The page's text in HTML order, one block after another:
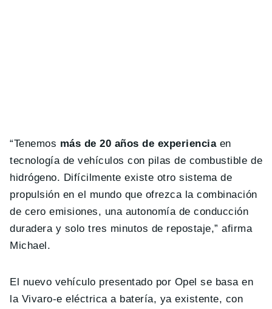
“Tenemos más de 20 años de experienciaen
tecnología de vehículos con pilas de combustible de
hidrógeno. Difícilmente existe otro sistema de
propulsión en el mundo que ofrezca la combinación
de cero emisiones, una autonomía de conducción
duradera y solo tres minutos de repostaje,” afirma
Michael.
El nuevo vehículo presentado por Opel se basa en
la Vivaro-e eléctrica a batería, ya existente, con